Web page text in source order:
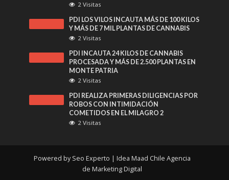
2 Visitas
PDI LOS VILOS INCAUTA MÁS DE 100 KILOS
Y MÁS DE 7 MIL PLANTAS DE CANNABIS
2 Visitas
PDI INCAUTA 24 KILOS DE CANNABIS
PROCESADA Y MÁS DE 2.500 PLANTAS EN
MONTE PATRIA
2 Visitas
PDI REALIZA PRIMERAS DILIGENCIAS POR
ROBOS CON INTIMIDACIÓN
COMETIDOS EN EL MILAGRO 2
2 Visitas
Powered by Seo Experto | Idea Maad Chile Agencia
de Marketing Digital